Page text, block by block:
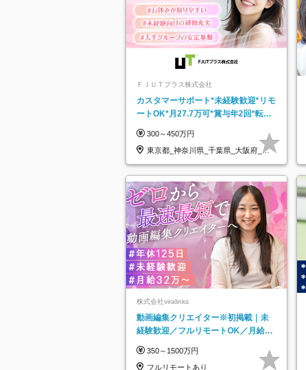
ＦＪＵＴプラス株式会社
カスタマーサポート*未経験歓迎*リモ
ートOK*月27.7万可*賞与年2回*転勤
300～450万円
東京都_神奈川県_千葉県_大阪府_愛
知県…
株式会社viralinks
動画編集クリエイター※初掲載｜未
経験歓迎／フルリモートOK／月給32
350～1500万円
フルリモートあり